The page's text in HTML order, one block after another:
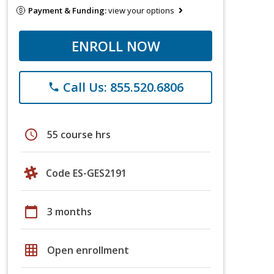
Payment & Funding:view your options
ENROLL NOW
phone Call Us: 855.520.6806
schedule 55 course hrs
Code ES-GES2191
calendar_today 3 months
grid_on Open enrollment